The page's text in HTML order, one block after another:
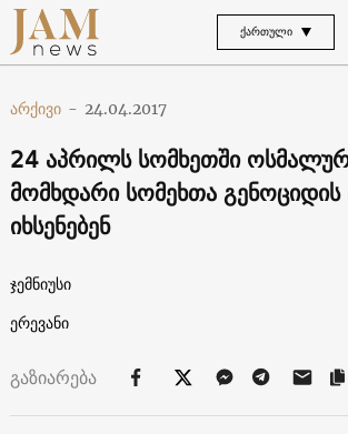
ᲥᲐᲠᲗᲣᲚᲘ
არქივი - 24.04.2017
24 აპრილს სომხეთში
მომხდარი სომეხთა
იხსენებენ
ჯემნიუსი
ერევანი
გაზიარება